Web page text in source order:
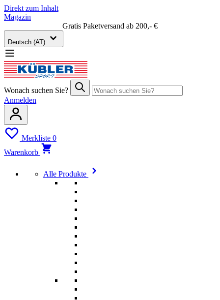
Direkt zum Inhalt
Magazin
Gratis Paketversand ab 200,- €
Deutsch (AT)
Wonach suchen Sie?
Anmelden
Merkliste 0
Warenkorb
Alle Produkte